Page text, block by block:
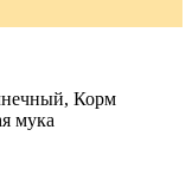
Корм
мука